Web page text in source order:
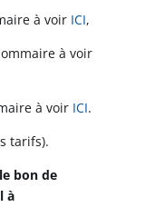
à voir ICI,
à voir
à voir ICI.
tarifs).
bon de
à